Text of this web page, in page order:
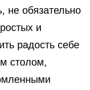
не обязательно
и
радость себе
столом,